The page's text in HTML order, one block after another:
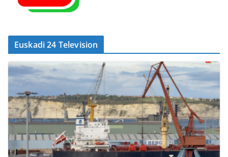
Euskadi 24 Television